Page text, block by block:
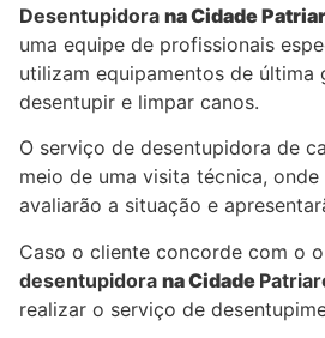
Desentupidora na Cidade
uma equipe de profissionais
utilizam equipamentos de última
desentupir e limpar canos.
O serviço de desentupidora de
meio de uma visita técnica,
avaliarão a situação e
Caso o cliente concorde com o
desentupidora na Cidade
realizar o serviço de